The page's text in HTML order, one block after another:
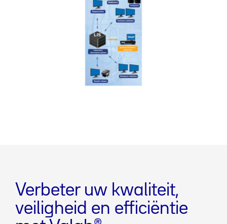
Verbeter uw kwaliteit,
veiligheid en efficiëntie